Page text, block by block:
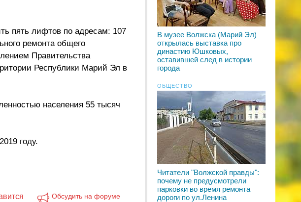
пять лифтов по адресам: 107
ремонта общего
Правительства
Республики Марий Эл в
населения 55 тысяч
году.
Обсудить на форуме
В музее Волжска (Марий Эл)
открылась выставка про
династию Юшковых,
оставившей след в истории
города
ОБЩЕСТВО
Читатели "Волжской правды":
почему не предусмотрели
парковки во время ремонта
дороги по ул.Ленина